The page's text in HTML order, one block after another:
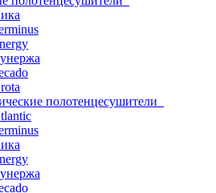
полотенцесушители